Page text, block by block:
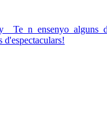
d'espectaculars!